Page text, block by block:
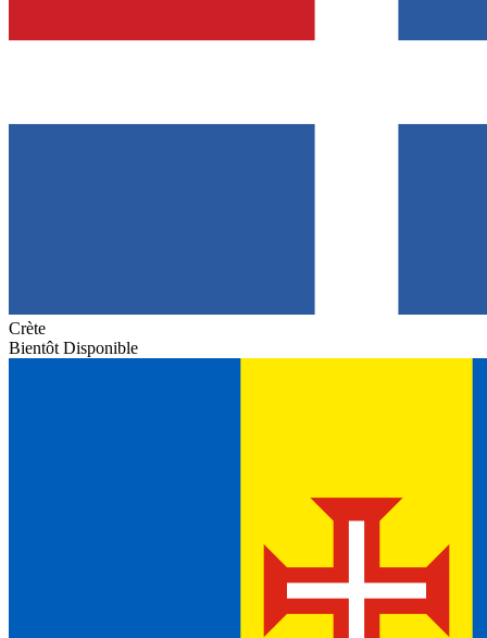
Crète
Bientôt Disponible